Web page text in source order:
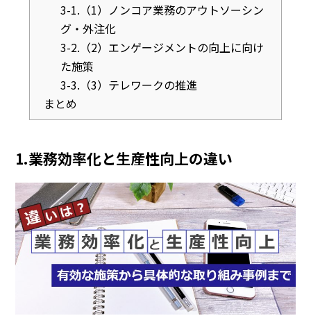
3-1.（1）ノンコア業務のアウトソーシン
グ・外注化
3-2.（2）エンゲージメントの向上に向け
た施策
3-3.（3）テレワークの推進
まとめ
1.業務効率化と生産性向上の違い